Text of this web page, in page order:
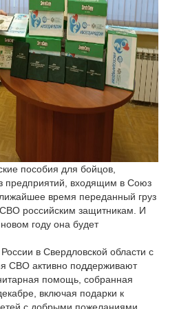
пособия для бойцов,
предприятий, входящим в Союз
время переданный груз
СВО российским защитникам. И
году она будет
в Свердловской области с
СВО активно поддерживают
помощь, собранная
включая подарки к